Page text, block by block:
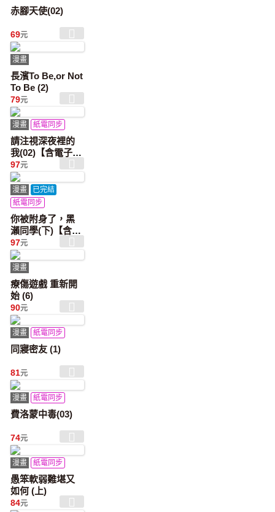
赤腳天使(02)
69元
漫畫
長濱To Be,or Not
To Be (2)
79元
漫畫 紙電同步
請注視深夜裡的
我(02)【含電子限
定特典】
97元
漫畫
已完結
紙電同步
你被附身了，黑
瀨同學(下)【含電
子限定特典】
97元
漫畫
療傷遊戲 重新開
始 (6)
90元
漫畫 紙電同步
同寢密友 (1)
81元
漫畫 紙電同步
費洛蒙中毒(03)
74元
漫畫 紙電同步
愚笨軟弱難堪又
如何 (上)
84元